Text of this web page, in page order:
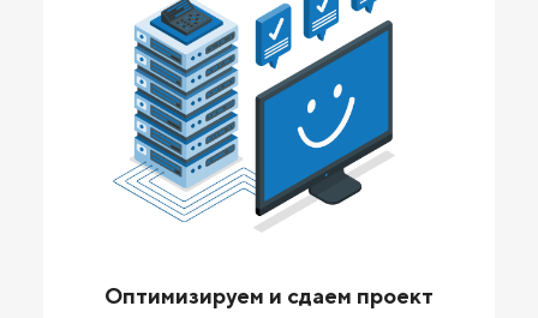
Оптимизируем и сдаем проект